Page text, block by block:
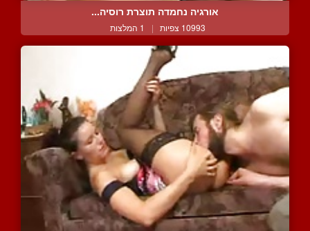
אורגיה נחמדה תוצרת רוסיה...
10993 צפיות | 1 המלצות